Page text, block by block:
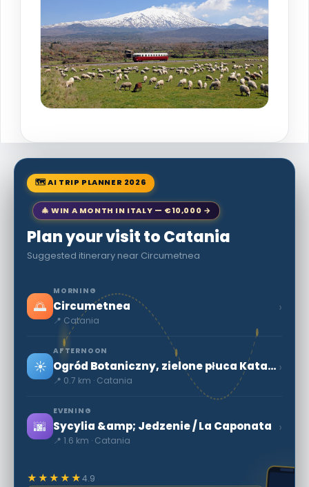
🗺 AI TRIP PLANNER 2026
🎄 WIN A MONTH IN ITALY — €10,000 →
Plan your visit to Catania
Suggested itinerary near Circumetnea
🌅
MORNING
Circumetnea
📍 Catania
›
☀️
AFTERNOON
Ogród Botaniczny, zielone płuca Katanii
📍 0.7 km · Catania
›
🌆
EVENING
Sycylia &amp; Jedzenie / La Caponata
📍 1.6 km · Catania
›
★★★★★4.9